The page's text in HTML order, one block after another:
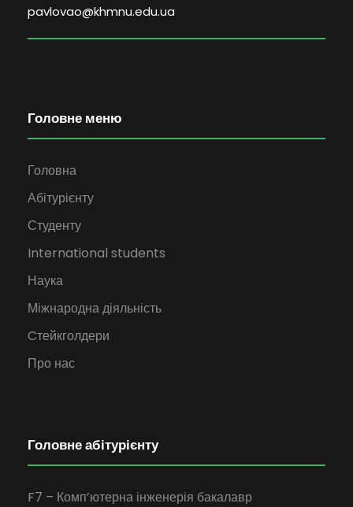
pavlovao@khmnu.edu.ua
Головне меню
Головна
Абітурієнту
Студенту
International students
Наука
Міжнародна діяльність
Cтейкголдери
Про нас
Головне абітурієнту
F7 – Комп’ютерна інженерія бакалавр